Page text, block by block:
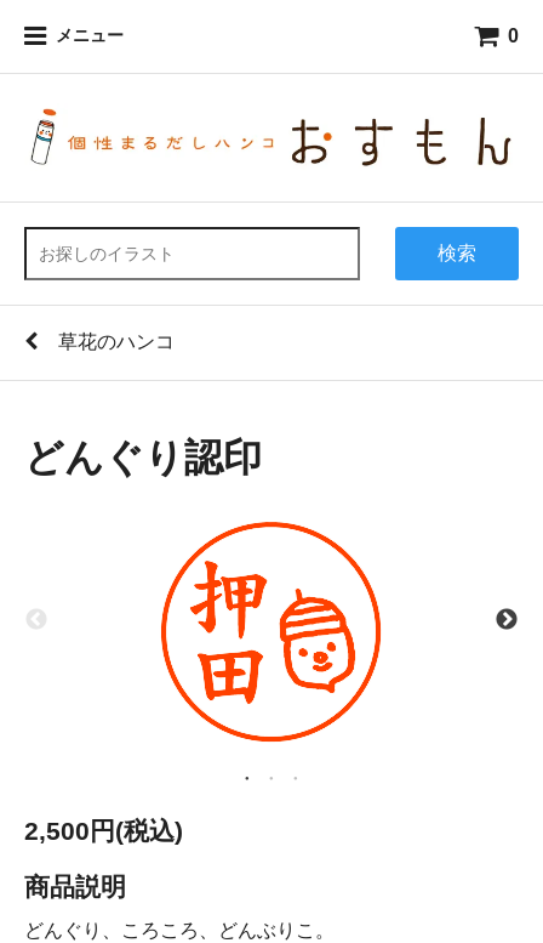
メニュー 0
検索
草花のハンコ
どんぐり認印
2,500円(税込)
商品説明
どんぐり、ころころ、どんぶりこ。